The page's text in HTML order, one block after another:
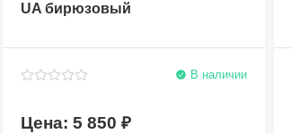
UA бирюзовый
В наличии
5 850